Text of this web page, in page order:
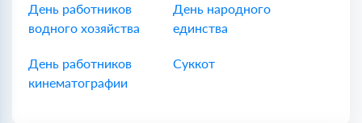
День работников
водного хозяйства
День народного
единства
День работников
кинематографии
Суккот